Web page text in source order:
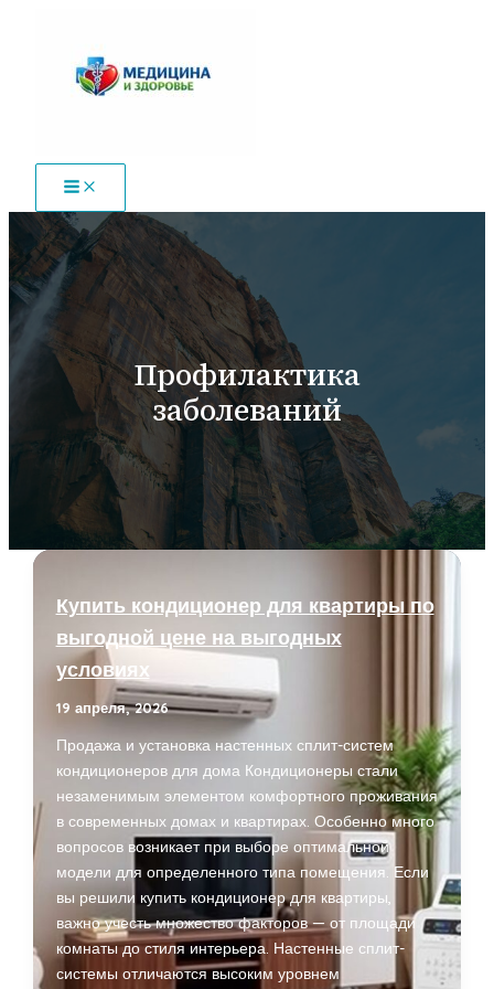
содержимому
Профилактика
заболеваний
Купить кондиционер для квартиры по
выгодной цене на выгодных
условиях
19 апреля, 2026
Продажа и установка настенных сплит-систем
кондиционеров для дома Кондиционеры стали
незаменимым элементом комфортного проживания
в современных домах и квартирах. Особенно много
вопросов возникает при выборе оптимальной
модели для определенного типа помещения. Если
вы решили купить кондиционер для квартиры,
важно учесть множество факторов — от площади
комнаты до стиля интерьера. Настенные сплит-
системы отличаются высоким уровнем